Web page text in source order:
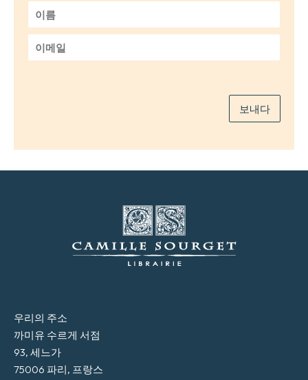
이
름
*이
메
보내다
우리의 주소
까미유 수르게 서점
93, 세느가
75006 파리, 프랑스